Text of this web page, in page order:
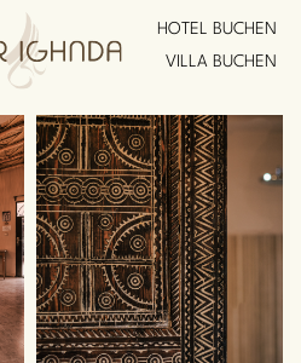
HOTEL BUCHEN
VILLA BUCHEN